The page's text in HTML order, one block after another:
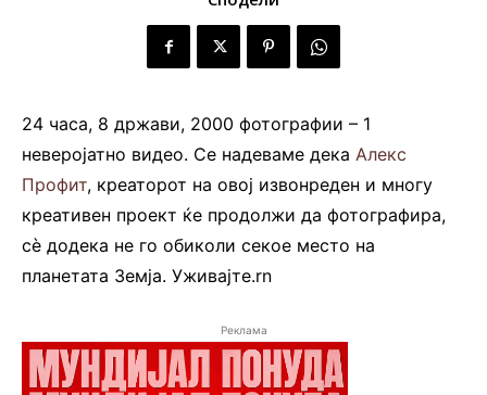
24 часа, 8 држави, 2000 фотографии – 1
неверојатно видео. Се надеваме дека Алекс
Профит, креаторот на овој извонреден и многу
креативен проект ќе продолжи да фотографира,
сè додека не го обиколи секое место на
планетата Земја. Уживајте.rn
Реклама